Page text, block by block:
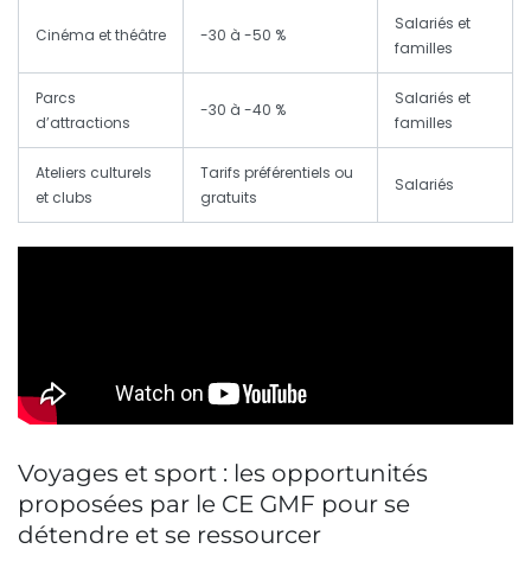
Cinéma et théâtre -30 à -50 %
Salariés et
familles
Parcs
d’attractions
-30 à -40 %
Salariés et
familles
Ateliers culturels
et clubs
Tarifs préférentiels ou
gratuits
Salariés
Voyages et sport : les opportunités
proposées par le CE GMF pour se
détendre et se ressourcer